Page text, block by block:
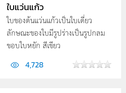
ใบแว่นแก้ว
ใบของต้นแว่นแก้วเป็นใบเดี่ยว
ลักษณะของใบมีรูปร่างเป็นรูปกลม
ขอบใบหยัก สีเขียว
4,728